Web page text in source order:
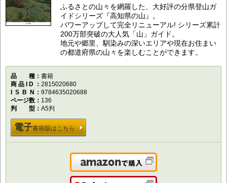
ふるさとの山々を網羅した、大好評の分県登山ガ
イドシリーズ『高知県の山』。
パワーアップして完全リニューアル! シリーズ累計
200万部突破の大人気「山」ガイド。
地元や郷里、馴染みの深いエリアや現在お住まい
の都道府県の山々を楽しむことができます。
品種書籍
商品ID
2815020680
ISBN
9784635020688
ページ数
136
判型A5判
電子書籍版はこちら
Amazonで購入